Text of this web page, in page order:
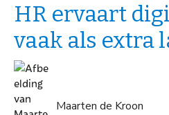
HR ervaart
vaak als extra
Maarten de Kroon